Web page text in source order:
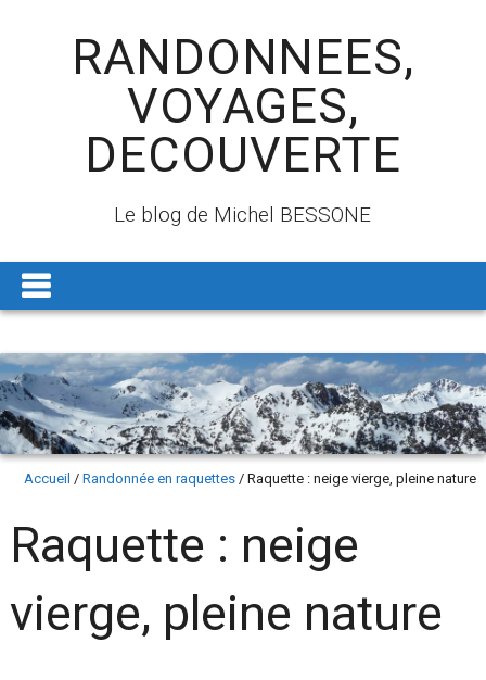
RANDONNEES,
VOYAGES,
DECOUVERTE
Le blog de Michel BESSONE
Accueil /Randonnée en raquettes /Raquette : neige vierge, pleine nature
Raquette : neige
vierge, pleine nature